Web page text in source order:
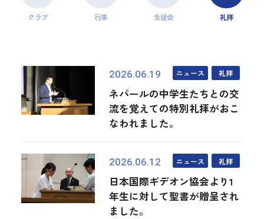
クラブ 行事 生徒会 礼拝
2026.06.19 ニュース 礼拝
ネパールの中学生たちとの交
流を覚えての特別礼拝がおこ
なわれました。
2026.06.12 ニュース 礼拝
日本国際ギデオン協会より1
年生に対して聖書が贈呈され
ました。